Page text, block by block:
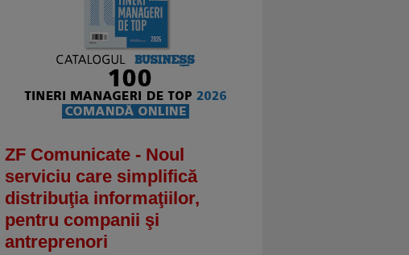
ZF Comunicate - Noul
serviciu care simplifică
distribuţia informaţiilor,
pentru companii şi
antreprenori